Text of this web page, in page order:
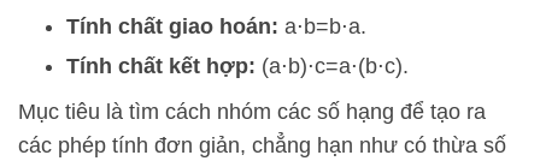
Tính chất giao hoán: a⋅ b=b⋅a.
Tính chất kết hợp: (a⋅ b)⋅c=a⋅(b⋅c).
Mục tiêu là tìm cách nhóm các số hạng để tạo ra
các phép tính đơn giản, chẳng hạn như có thừa số